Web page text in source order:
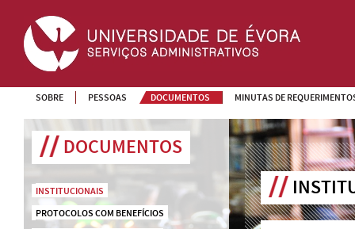
SOBRE PESSOAS DOCUMENTOS MINUTAS DE
DOCUMENTOS
INSTITUCIONAIS
PROTOCOLOS COM BENEFÍCIOS